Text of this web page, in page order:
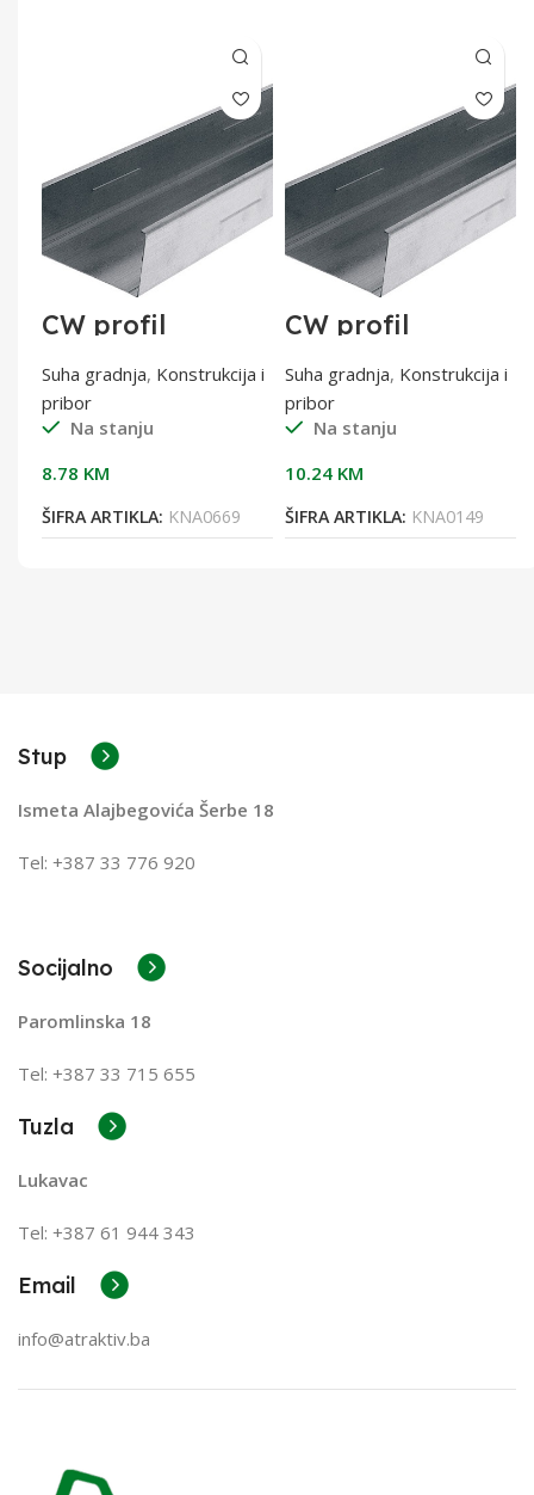
CW profil
100/3000 0,6 mm
Suha gradnja, Konstrukcija i
pribor
Na stanju
8.78 KM
ŠIFRA ARTIKLA: KNA0669
CW profil
100/3500 0,6 mm
Suha gradnja, Konstrukcija i
pribor
Na stanju
10.24 KM
ŠIFRA ARTIKLA: KNA0149
Stup
Ismeta Alajbegovića Šerbe 18
Tel: +387 33 776 920
Socijalno
Paromlinska 18
Tel: +387 33 715 655
Tuzla
Lukavac
Tel: +387 61 944 343
Email
info@atraktiv.ba